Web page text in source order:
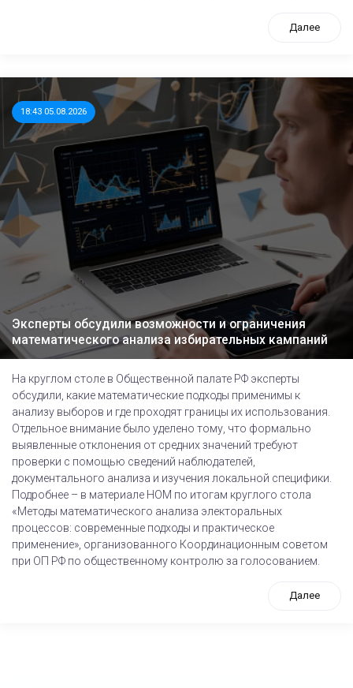
Далее
18:43 05.08.2026
Эксперты обсудили возможности и ограничения
математического анализа избирательных кампаний
На круглом столе в Общественной палате РФ эксперты
обсудили, какие математические подходы применимы к
анализу выборов и где проходят границы их использования.
Отдельное внимание было уделено тому, что формально
выявленные отклонения от средних значений требуют
проверки с помощью сведений наблюдателей,
документального анализа и изучения локальной специфики.
Подробнее – в материале НОМ по итогам круглого стола
«Методы математического анализа электоральных
процессов: современные подходы и практическое
применение», организованного Координационным советом
при ОП РФ по общественному контролю за голосованием.
Далее